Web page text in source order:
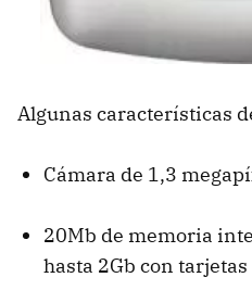
Algunas características
Cámara de 1,3
20Mb de memoria
hasta 2Gb con